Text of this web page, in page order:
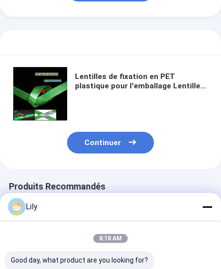
Lentilles de fixation en PET
plastique pour l'emballage Lentilles
Continuer
Produits Recommandés
Lily
8:18 AM
Good day, what product are you looking for?